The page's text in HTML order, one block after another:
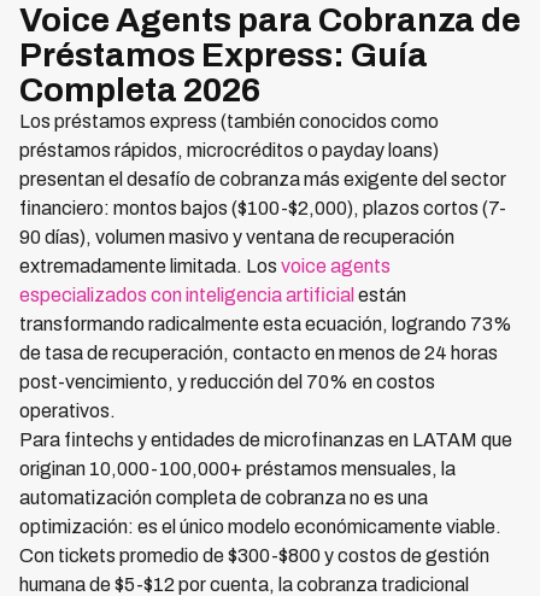
Voice Agents para Cobranza de
Préstamos Express: Guía
Completa 2026
Los préstamos express (también conocidos como
préstamos rápidos, microcréditos o payday loans)
presentan el desafío de cobranza más exigente del sector
financiero: montos bajos ($100-$2,000), plazos cortos (7-
90 días), volumen masivo y ventana de recuperación
extremadamente limitada. Los voice agents
especializados con inteligencia artificial están
transformando radicalmente esta ecuación, logrando 73%
de tasa de recuperación, contacto en menos de 24 horas
post-vencimiento, y reducción del 70% en costos
operativos.
Para fintechs y entidades de microfinanzas en LATAM que
originan 10,000-100,000+ préstamos mensuales, la
automatización completa de cobranza no es una
optimización: es el único modelo económicamente viable.
Con tickets promedio de $300-$800 y costos de gestión
humana de $5-$12 por cuenta, la cobranza tradicional